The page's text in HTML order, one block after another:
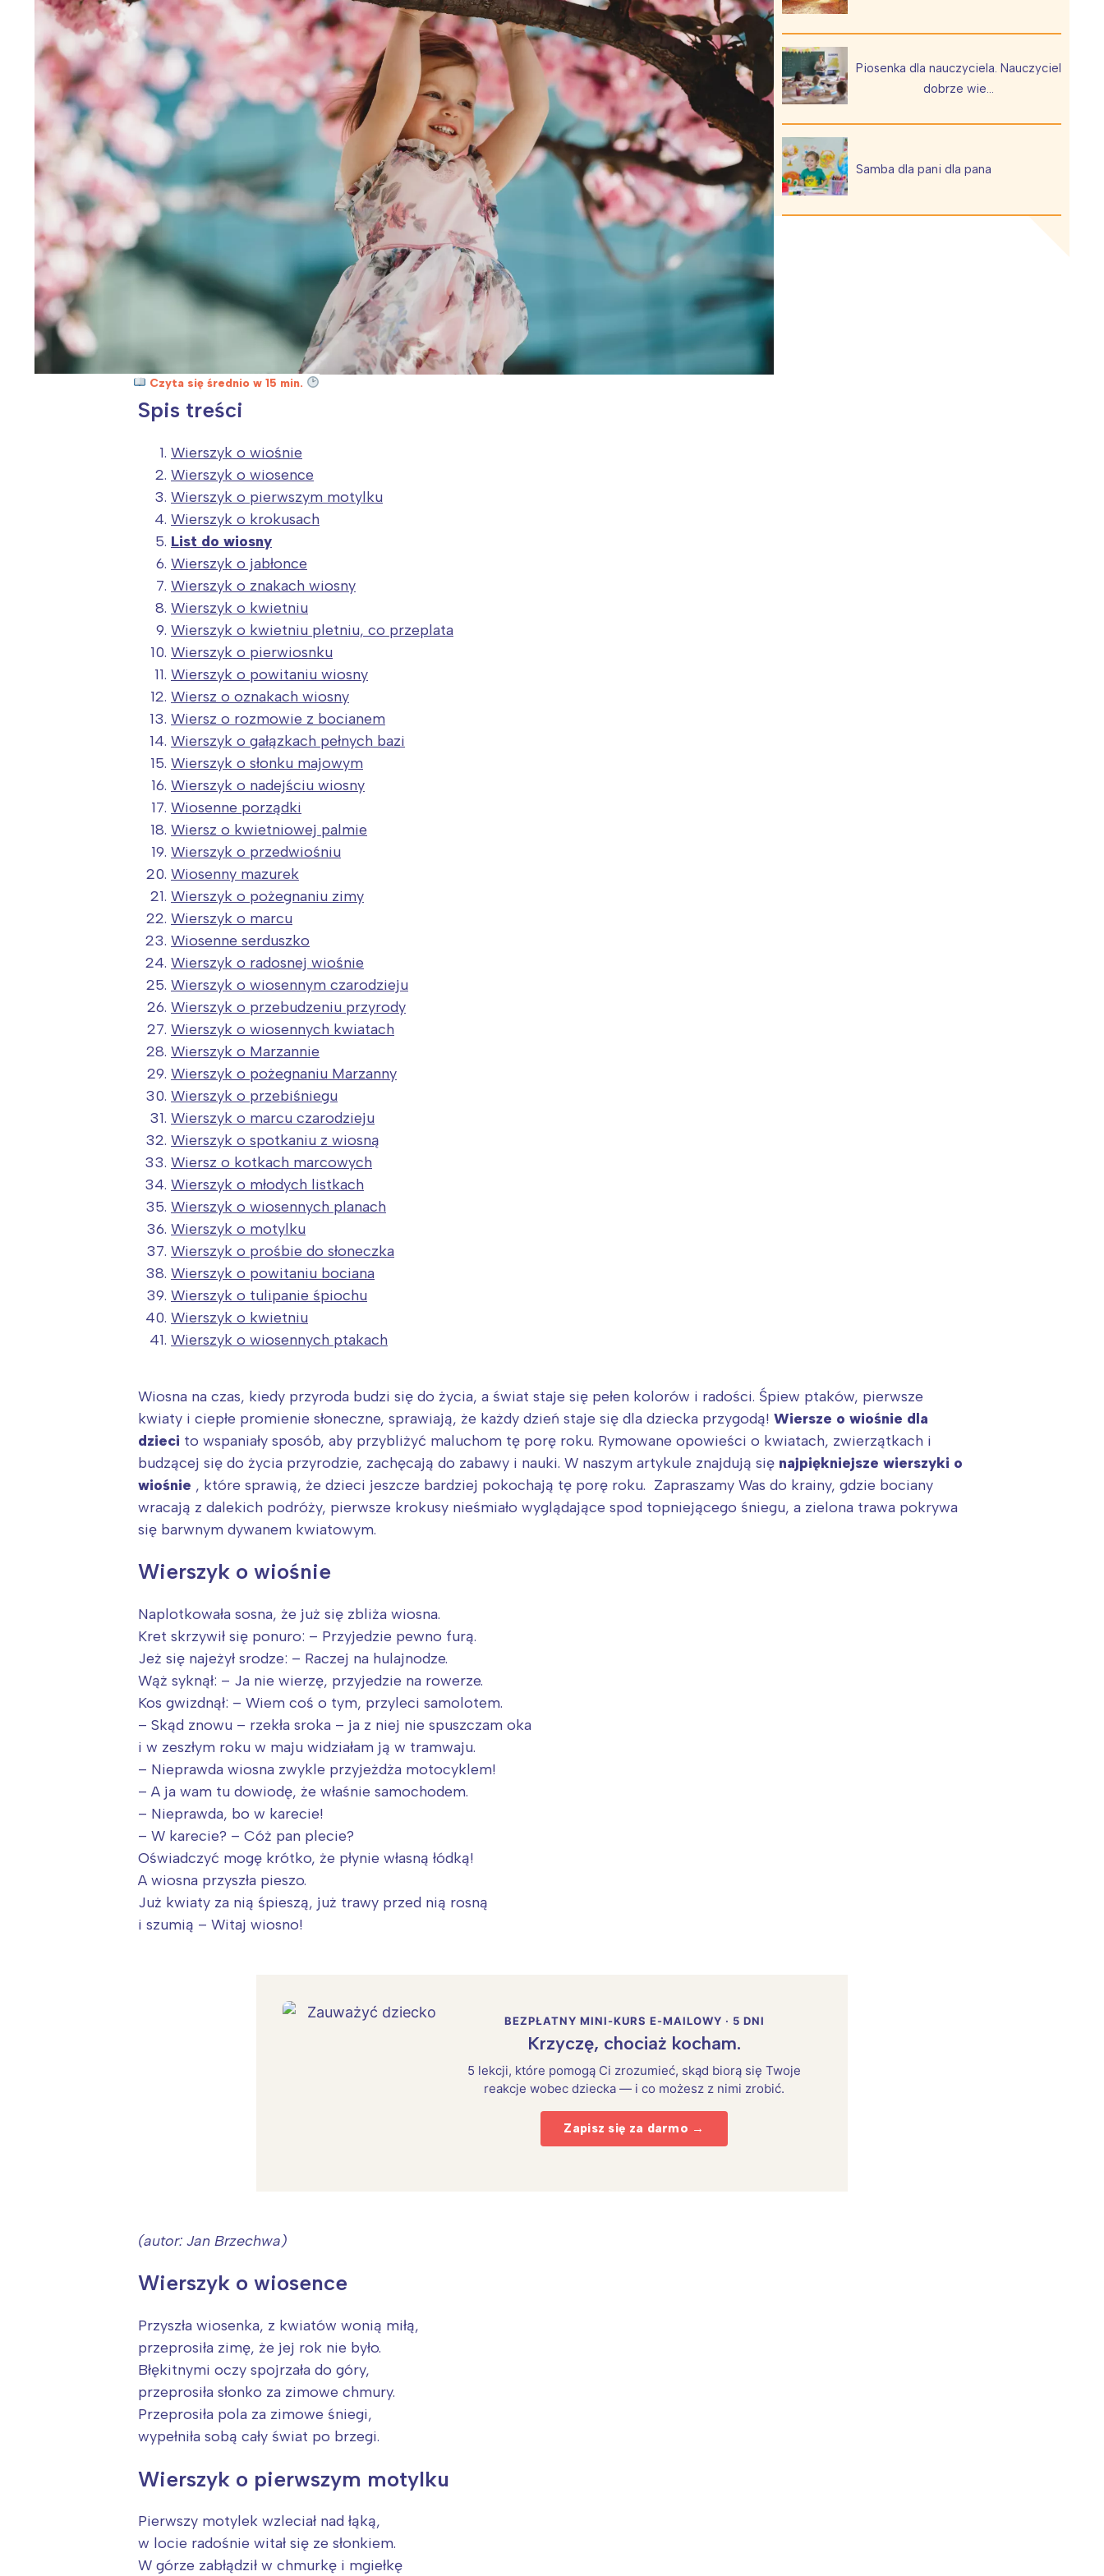
Wiosenny koncert ptaków na płocie Kwitnąca wiśnia i jej płatki Pszczoła i kwitnący ul Wiewiórka na kwitnącym polu
Piosenka dla nauczyciela. Nauczyciel
dobrze wie…
Samba dla pani dla pana
Czyta się średnio w 15 min.
Spis treści
Wierszyk o wiośnie
Wierszyk o wiosence
Wierszyk o pierwszym motylku
Wierszyk o krokusach
List do wiosny
Wierszyk o jabłonce
Wierszyk o znakach wiosny
Wierszyk o kwietniu
Wierszyk o kwietniu pletniu, co przeplata
Wierszyk o pierwiosnku
Wierszyk o powitaniu wiosny
Wiersz o oznakach wiosny
Wiersz o rozmowie z bocianem
Wierszyk o gałązkach pełnych bazi
Wierszyk o słonku majowym
Wierszyk o nadejściu wiosny
Wiosenne porządki
Wiersz o kwietniowej palmie
Wierszyk o przedwiośniu
Wiosenny mazurek
Wierszyk o pożegnaniu zimy
Wierszyk o marcu
Wiosenne serduszko
Wierszyk o radosnej wiośnie
Wierszyk o wiosennym czarodzieju
Wierszyk o przebudzeniu przyrody
Wierszyk o wiosennych kwiatach
Wierszyk o Marzannie
Wierszyk o pożegnaniu Marzanny
Wierszyk o przebiśniegu
Wierszyk o marcu czarodzieju
Wierszyk o spotkaniu z wiosną
Wiersz o kotkach marcowych
Wierszyk o młodych listkach
Wierszyk o wiosennych planach
Wierszyk o motylku
Wierszyk o prośbie do słoneczka
Wierszyk o powitaniu bociana
Wierszyk o tulipanie śpiochu
Wierszyk o kwietniu
Wierszyk o wiosennych ptakach
Wiosna na czas, kiedy przyroda budzi się do życia, a świat staje się pełen kolorów i radości. Śpiew ptaków, pierwsze
kwiaty i ciepłe promienie słoneczne, sprawiają, że każdy dzień staje się dla dziecka przygodą! Wiersze o wiośnie dla
dzieci to wspaniały sposób, aby przybliżyć maluchom tę porę roku. Rymowane opowieści o kwiatach, zwierzątkach i
budzącej się do życia przyrodzie, zachęcają do zabawy i nauki. W naszym artykule znajdują się najpiękniejsze wierszyki o
wiośnie , które sprawią, że dzieci jeszcze bardziej pokochają tę porę roku. Zapraszamy Was do krainy, gdzie bociany
wracają z dalekich podróży, pierwsze krokusy nieśmiało wyglądające spod topniejącego śniegu, a zielona trawa pokrywa
się barwnym dywanem kwiatowym.
Wierszyk o wiośnie
Naplotkowała sosna, że już się zbliża wiosna.
Kret skrzywił się ponuro: – Przyjedzie pewno furą.
Jeż się najeżył srodze: – Raczej na hulajnodze.
Wąż syknął: – Ja nie wierzę, przyjedzie na rowerze.
Kos gwizdnął: – Wiem coś o tym, przyleci samolotem.
– Skąd znowu – rzekła sroka – ja z niej nie spuszczam oka
i w zeszłym roku w maju widziałam ją w tramwaju.
– Nieprawda wiosna zwykle przyjeżdża motocyklem!
– A ja wam tu dowiodę, że właśnie samochodem.
– Nieprawda, bo w karecie!
– W karecie? – Cóż pan plecie?
Oświadczyć mogę krótko, że płynie własną łódką!
A wiosna przyszła pieszo.
Już kwiaty za nią śpieszą, już trawy przed nią rosną
i szumią – Witaj wiosno!
BEZPŁATNY MINI-KURS E-MAILOWY · 5 DNI
Krzyczę, chociaż kocham.
5 lekcji, które pomogą Ci zrozumieć, skąd biorą się Twoje
reakcje wobec dziecka — i co możesz z nimi zrobić.
Zapisz się za darmo →
(autor: Jan Brzechwa)
Wierszyk o wiosence
Przyszła wiosenka, z kwiatów wonią miłą,
przeprosiła zimę, że jej rok nie było.
Błękitnymi oczy spojrzała do góry,
przeprosiła słonko za zimowe chmury.
Przeprosiła pola za zimowe śniegi,
wypełniła sobą cały świat po brzegi.
Wierszyk o pierwszym motylku
Pierwszy motylek wzleciał nad łąką,
w locie radośnie witał się ze słonkiem.
W górze zabłądził w chmurkę i mgiełkę
Warszawa
Łódź
Trójmiasto
Poznań
Śląsk
Kraków
Południe
Północ